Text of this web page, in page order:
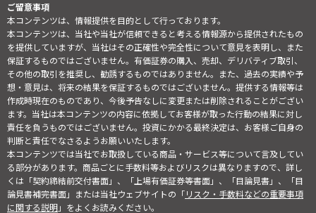
ご留意事項
本コンテンツは、情報提供を目的として行っております。
本コンテンツは、当社や当社が信頼できると考える情報源から提供されたもの
を提供していますが、当社はその正確性や完全性について意見を表明し、また
保証するものではございません。有価証券の購入、売却、デリバティブ取引、
その他の取引を推奨し、勧誘するものではありません。また、過去の実績や予
想・意見は、将来の結果を保証するものではございません。提供する情報等は
作成時現在のものであり、今後予告なしに変更または削除されることがござい
ます。当社は本コンテンツの内容に依拠してお客様が取った行動の結果に対し
責任を負うものではございません。投資にかかる最終決定は、お客様ご自身の
判断と責任でなさるようお願いいたします。
本コンテンツでは当社でお取扱している商品・サービス等について言及してい
る部分があります。商品ごとに手数料等およびリスクは異なりますので、詳し
くは「契約締結前交付書面」、「上場有価証券等書面」、「目論見書」、「目
論見書補完書面」または当社ウェブサイトの「リスク・手数料などの重要事項
に関する説明」をよくお読みください。